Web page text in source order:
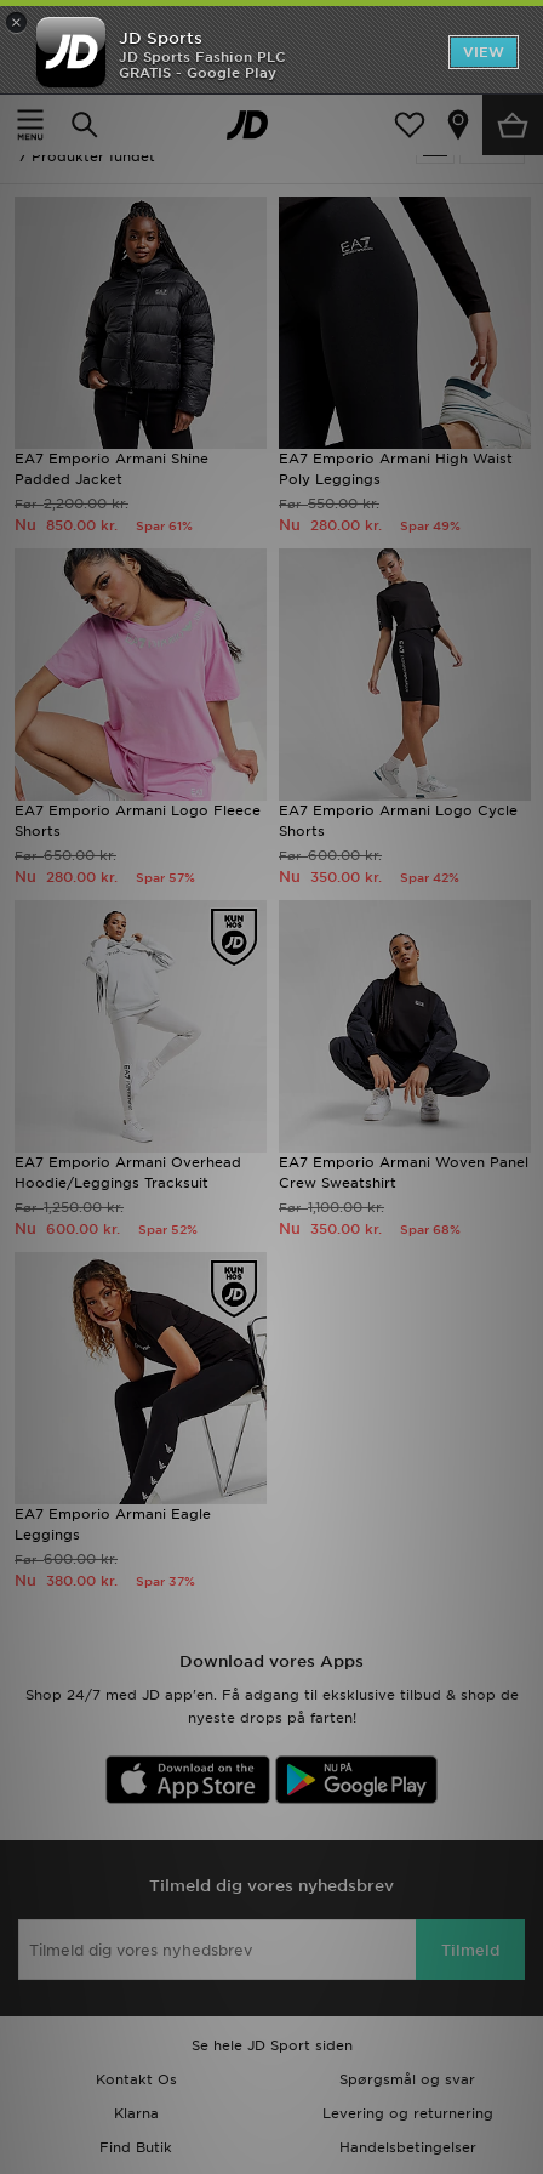
×
JD Sports
JD Sports Fashion PLC
GRATIS - Google Play
VIEW
Hjem
Damer
Udsalg | Damer - EA7 Emporio Armani
7 Produkter fundet
EA7 Emporio Armani Shine
Padded Jacket
Før2,200.00 kr.
Nu 850.00 kr. Spar 61%
EA7 Emporio Armani High Waist
Poly Leggings
Før550.00 kr.
Nu 280.00 kr. Spar 49%
EA7 Emporio Armani Logo Fleece
Shorts
Før650.00 kr.
Nu 280.00 kr. Spar 57%
EA7 Emporio Armani Logo Cycle
Shorts
Før600.00 kr.
Nu 350.00 kr. Spar 42%
EA7 Emporio Armani Overhead
Hoodie/Leggings Tracksuit
Før1,250.00 kr.
Nu 600.00 kr. Spar 52%
EA7 Emporio Armani Woven Panel
Crew Sweatshirt
Før1,100.00 kr.
Nu 350.00 kr. Spar 68%
EA7 Emporio Armani Eagle
Leggings
Før600.00 kr.
Nu 380.00 kr. Spar 37%
Download vores Apps
Shop 24/7 med JD app'en. Få adgang til eksklusive tilbud & shop de
nyeste drops på farten!
Tilmeld dig vores nyhedsbrev
Tilmeld
Se hele JD Sport siden
Kontakt Os
Spørgsmål og svar
Klarna
Levering og returnering
Find Butik
Handelsbetingelser
Hjem
Udsalg
Nyheder
Bestsellers
Fodbold
Download JD app'en
Mit JD
Mine beskeder
Hjælp & information
JD Blog